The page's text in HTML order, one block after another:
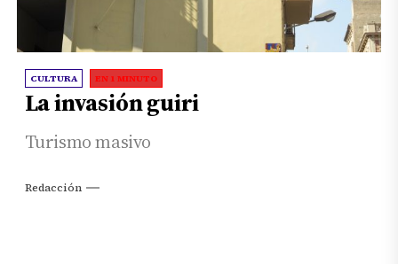
CULTURA EN 1 MINUTO
La invasión guiri
Turismo masivo
Redacción